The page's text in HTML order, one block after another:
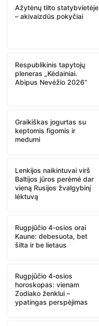
Ažytėnų tilto statybvietėje
– akivaizdūs pokyčiai
Respublikinis tapytojų
pleneras „Kėdainiai.
Abipus Nevėžio 2026“
Graikiškas jogurtas su
keptomis figomis ir
medumi
Lenkijos naikintuvai virš
Baltijos jūros perėmė dar
vieną Rusijos žvalgybinį
lėktuvą
Rugpjūčio 4-osios orai
Kaune: debesuota, bet
šilta ir be lietaus
Rugpjūčio 4-osios
horoskopas: vienam
Zodiako ženklui –
ypatingas perspėjimas